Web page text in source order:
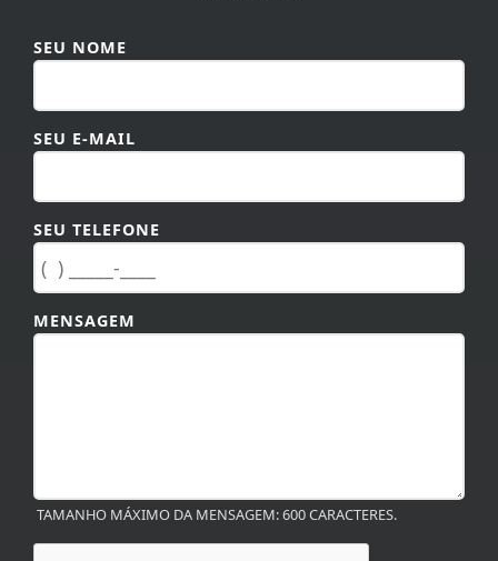
SEU NOME
SEU E-MAIL
SEU TELEFONE
MENSAGEM
TAMANHO MÁXIMO DA MENSAGEM: 600 CARACTERES.